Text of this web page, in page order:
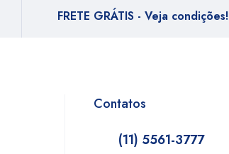
FRETE GRÁTIS - Veja condições!
Contatos
(11) 5561-3777